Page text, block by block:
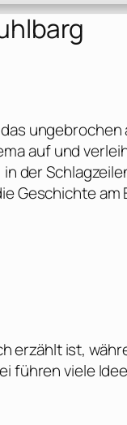
auf und
der
Geschichte
erzählt ist,
führen viele